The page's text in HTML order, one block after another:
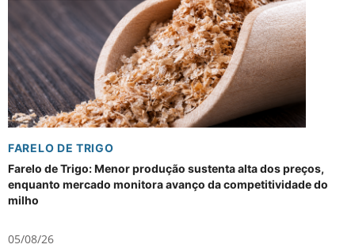
FARELO DE TRIGO
Farelo de Trigo: Menor produção sustenta alta dos preços,
enquanto mercado monitora avanço da competitividade do
milho
05/08/26